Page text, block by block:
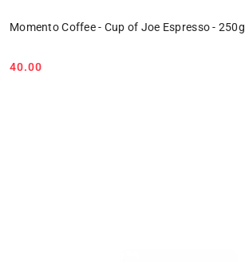
Momento Coffee - Cup of Joe Espresso - 250g
Cena:
40.00